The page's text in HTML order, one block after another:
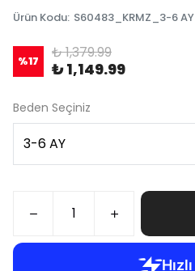
Ürün Kodu: S60483_KRMZ_3-6 AY
%17 ₺ 1,379.99
₺ 1,149.99
Beden Seçiniz